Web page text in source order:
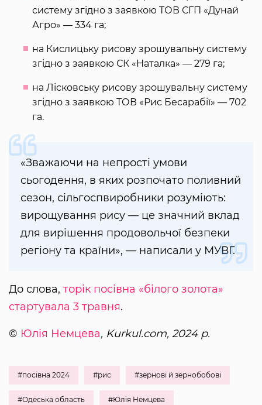
систему згідно з заявкою ТОВ СГП «Дунай
Агро» — 334 га;
на Кислицьку рисову зрошувальну систему
згідно з заявкою СК «Наталка» — 279 га;
на Лісковську рисову зрошувальну систему
згідно з заявкою ТОВ «Рис Бесарабії» — 702
га.
«Зважаючи на непрості умови
сьогодення, в яких розпочато поливний
сезон, сільгоспвиробники розуміють:
вирощування рису — це значний вклад
для вирішення продовольчої безпеки
регіону та країни», — написали у МУВГ.
До слова, торік посівна «білого золота»
стартувала 3 травня.
© Юлія Немцева, Kurkul.com, 2024 р.
#посівна 2024 #рис #зернові й зернобобові
#Одеська область #Юлія Немцева